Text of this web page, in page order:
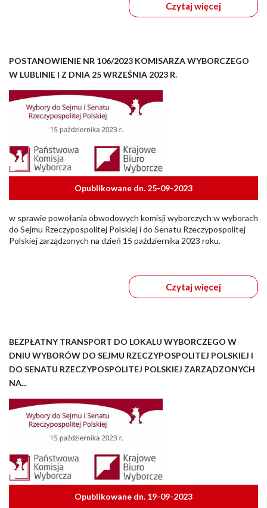
Czytaj więcej
POSTANOWIENIE NR 106/2023 KOMISARZA WYBORCZEGO
W LUBLINIE I Z DNIA 25 WRZEŚNIA 2023 R.
Opublikowane dn. 25-09-2023
w sprawie powołania obwodowych komisji wyborczych w wyborach
do Sejmu Rzeczypospolitej Polskiej i do Senatu Rzeczypospolitej
Polskiej zarządzonych na dzień 15 października 2023 roku.
Czytaj więcej
BEZPŁATNY TRANSPORT DO LOKALU WYBORCZEGO W
DNIU WYBORÓW DO SEJMU RZECZYPOSPOLITEJ POLSKIEJ I
DO SENATU RZECZYPOSPOLITEJ POLSKIEJ ZARZĄDZONYCH
NA...
Opublikowane dn. 19-09-2023